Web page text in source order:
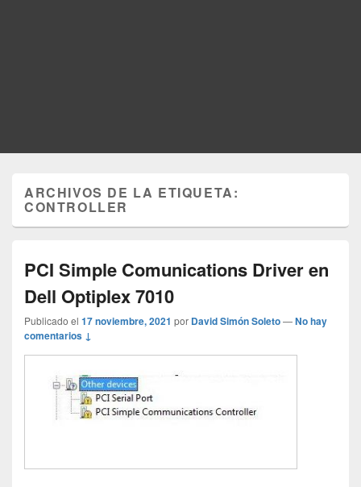
ARCHIVOS DE LA ETIQUETA:
CONTROLLER
PCI Simple Comunications Driver en
Dell Optiplex 7010
Publicado el 17 noviembre, 2021 por David Simón Soleto—No hay
comentarios ↓